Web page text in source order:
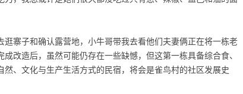
寨子和确认露营地，小牛哥带我去看他们夫妻俩正在将一栋老
改造后，虽然可能仍存在一些缺憾，但这第一栋具备综合食、
、文化与生产生活方式的民宿，将会是雀鸟村的社区发展史